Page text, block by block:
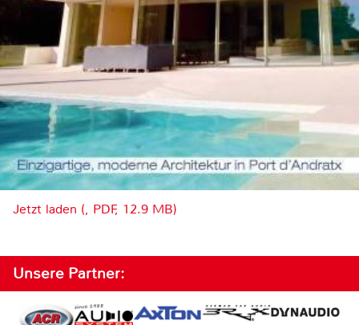
Jetzt laden (, PDF, 12.9 MB)
Unsere Partner: